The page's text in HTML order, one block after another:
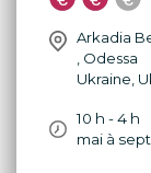
Arkadia
, Odessa
Ukraine,
10 h - 4 h
mai à